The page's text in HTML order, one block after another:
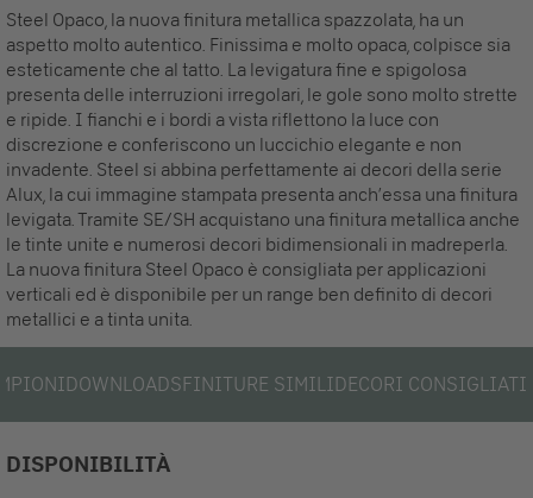
Steel Opaco, la nuova finitura metallica spazzolata, ha un
aspetto molto autentico. Finissima e molto opaca, colpisce sia
esteticamente che al tatto. La levigatura fine e spigolosa
presenta delle interruzioni irregolari, le gole sono molto strette
e ripide. I fianchi e i bordi a vista riflettono la luce con
discrezione e conferiscono un luccichio elegante e non
invadente. Steel si abbina perfettamente ai decori della serie
Alux, la cui immagine stampata presenta anch’essa una finitura
levigata. Tramite SE/SH acquistano una finitura metallica anche
le tinte unite e numerosi decori bidimensionali in madreperla.
La nuova finitura Steel Opaco è consigliata per applicazioni
verticali ed è disponibile per un range ben definito di decori
metallici e a tinta unita.
DOWNLOADSFINITURE SIMILIDECORI CONSIGLIATI
DISPONIBILITÀ